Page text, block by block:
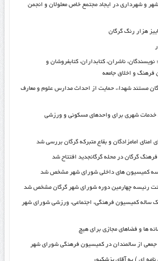
و شهرداری در ایجاد مجتمع خاص معلولان و انجمن
هزار رنگ گرگان
ناشران، کتابداران، کتابفروشان و
فرهنگ و اخلاق جامعه
مستند شهداء، حمایت از احداث مدارس علوم و معارف
شهری برای واحدهای مسکونی و ورزشی
امامزادگان و بقاع متبرکه گرگان بررسی شد
گرگان در محله گرگانجدید افتتاح شد
کمیسیون های داخلی شورای شهر مشخص شد
رئیسه چهارمین دوره شورای شهر گرگان مشخص شد
ساله کمیسیون فرهنگی، اجتماعی، ورزشی شورای شهر
ها و فضاهای مجازی برای هیچ
از سالمندان در کمیسیون فرهنگی شورای شهر